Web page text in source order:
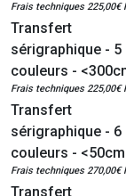
Frais techniques 225,00€
Transfert
sérigraphique - 5
couleurs -
Frais techniques 225,00€
Transfert
sérigraphique - 6
couleurs -
Frais techniques 270,00€
Transfert